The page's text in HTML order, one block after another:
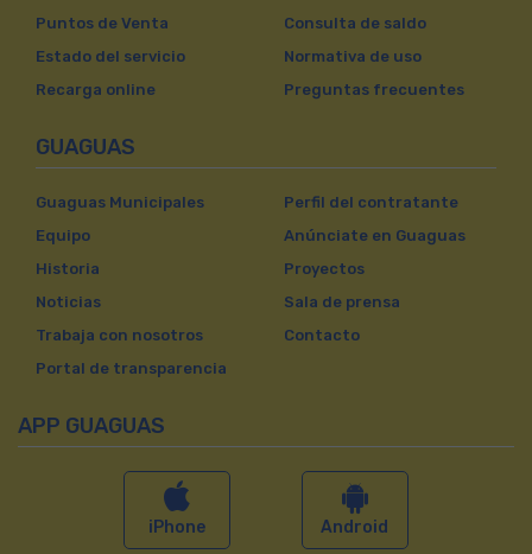
Puntos de Venta
Estado del servicio
Recarga online
Consulta de saldo
Normativa de uso
Preguntas frecuentes
GUAGUAS
Guaguas Municipales
Equipo
Historia
Noticias
Trabaja con nosotros
Portal de transparencia
Perfil del contratante
Anúnciate en Guaguas
Proyectos
Sala de prensa
Contacto
APP GUAGUAS
iPhone Android